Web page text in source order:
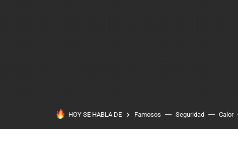
HOY SE HABLA DE Famosos Seguridad Calor